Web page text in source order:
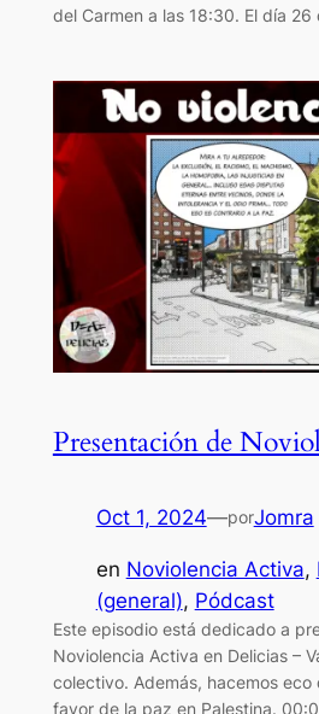
del Carmen a las 18:30. El día
Presentación de
Oct 1, 2024—porJomra
en Noviolencia Activa,
(general), Pódcast
Este episodio está dedicado a
Noviolencia Activa en Delicias –
colectivo. Además, hacemos
favor de la paz en Palestina.